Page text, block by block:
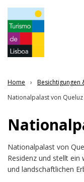
Home Besichtigungen
Nationalpalast von Queluz
Nationalpalast von
Residenz und stellt
und landschaftlichen